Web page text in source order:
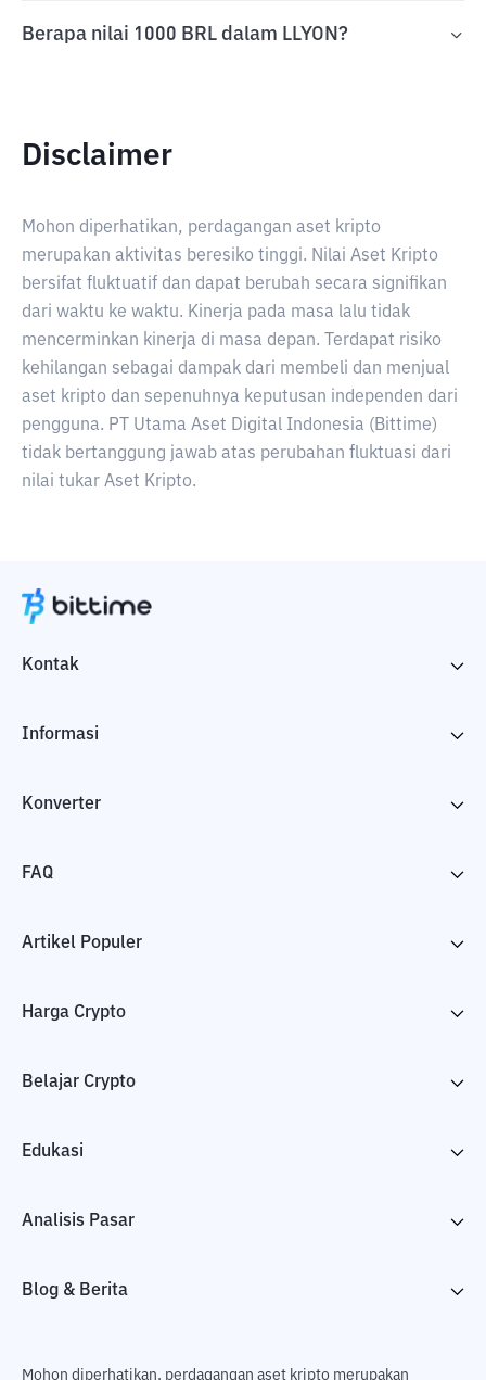
Berapa nilai 1000 BRL dalam LLYON?
Disclaimer
Mohon diperhatikan, perdagangan aset kripto
merupakan aktivitas beresiko tinggi. Nilai Aset Kripto
bersifat fluktuatif dan dapat berubah secara signifikan
dari waktu ke waktu. Kinerja pada masa lalu tidak
mencerminkan kinerja di masa depan. Terdapat risiko
kehilangan sebagai dampak dari membeli dan menjual
aset kripto dan sepenuhnya keputusan independen dari
pengguna. PT Utama Aset Digital Indonesia (Bittime)
tidak bertanggung jawab atas perubahan fluktuasi dari
nilai tukar Aset Kripto.
Kontak
Informasi
Konverter
FAQ
Artikel Populer
Harga Crypto
Belajar Crypto
Edukasi
Analisis Pasar
Blog & Berita
Mohon diperhatikan, perdagangan aset kripto merupakan